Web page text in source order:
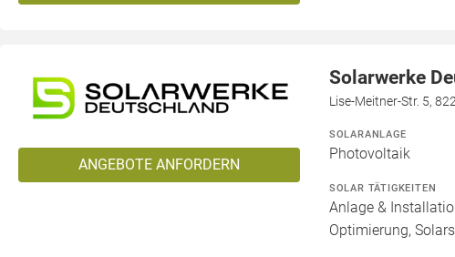
ANGEBOTE ANFORDERN
Solarwerke
Lise-Meitner-Str. 5,
SOLARANLAGE
Photovoltaik
SOLAR TÄTIGKEITEN
Anlage &
Optimierung,